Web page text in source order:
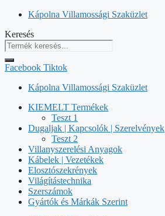
Kilépés
tartalomba
Kápolna Villamossági Szaküzlet
Keresés
Facebook Tiktok
Kápolna Villamossági Szaküzlet
KIEMELT Termékek
Teszt 1
Dugaljak | Kapcsolók | Szerelvények
Teszt 2
Villanyszerelési Anyagok
Kábelek | Vezetékek
Elosztószekrények
Világítástechnika
Szerszámok
Gyártók és Márkák Szerint